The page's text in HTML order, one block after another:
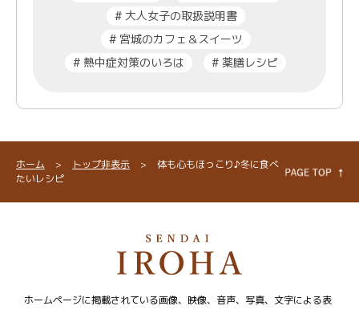
#大人女子の取扱説明書
#宮城のカフェ＆スイーツ
# 熱中症対策のいろは # 薬膳レシピ
ホーム > トップ非表示 >
体も心もほっこり♪冬に食べ
たいレシピ
ホームページに掲載されている画像、映像、音声、写真、文字による表